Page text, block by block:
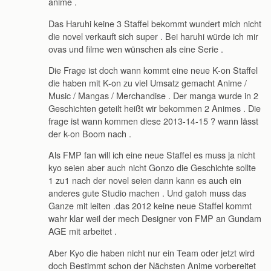
Das Haruhi keine 3 Staffel bekommt wundert mich nicht
die novel verkauft sich super . Bei haruhi würde ich mir
ovas und filme wen wünschen als eine Serie .
Die Frage ist doch wann kommt eine neue K-on Staffel
die haben mit K-on zu viel Umsatz gemacht Anime /
Music / Mangas / Merchandise . Der manga wurde in 2
Geschichten geteilt heißt wir bekommen 2 Animes . Die
frage ist wann kommen diese 2013-14-15 ? wann lässt
der k-on Boom nach .
Als FMP fan will ich eine neue Staffel es muss ja nicht
kyo seien aber auch nicht Gonzo die Geschichte sollte
1 zu1 nach der novel seien dann kann es auch ein
anderes gute Studio machen . Und gatoh muss das
Ganze mit leiten .das 2012 keine neue Staffel kommt
wahr klar weil der mech Designer von FMP an Gundam
AGE mit arbeitet .
Aber Kyo die haben nicht nur ein Team oder jetzt wird
doch Bestimmt schon der Nächsten Anime vorbereitet